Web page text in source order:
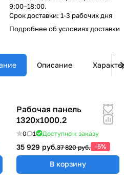
9:00–18:00.
Срок доставки: 1-3 рабочих дня
Подробнее обусловиях доставки
Описание
Рабочая панель
1320х1000.2
0 1 Доступно к заказу
35 929 руб.37 820 руб. -5%
В корзину